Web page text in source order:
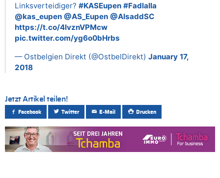
Linksverteidiger? #KASEupen #Fadlalla
@kas_eupen @AS_Eupen @AlsaddSC
https://t.co/4lvznVPMcw
pic.twitter.com/yg6o0bHrbs
— Ostbelgien Direkt (@OstbelDirekt) January 17,
2018
Jetzt Artikel teilen!
Facebook Twitter E-Mail Drucken